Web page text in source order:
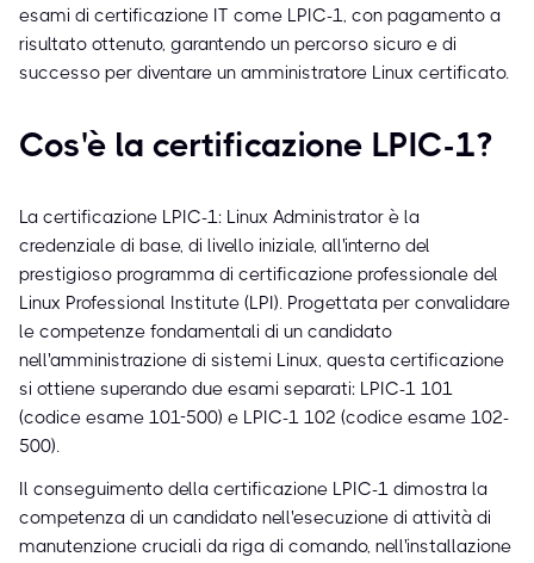
esami di certificazione IT come LPIC-1, con pagamento a
risultato ottenuto, garantendo un percorso sicuro e di
successo per diventare un amministratore Linux certificato.
Cos'è la certificazione LPIC-1?
La certificazione LPIC-1: Linux Administrator è la
credenziale di base, di livello iniziale, all'interno del
prestigioso programma di certificazione professionale del
Linux Professional Institute (LPI). Progettata per convalidare
le competenze fondamentali di un candidato
nell'amministrazione di sistemi Linux, questa certificazione
si ottiene superando due esami separati: LPIC-1 101
(codice esame 101-500) e LPIC-1 102 (codice esame 102-
500).
Il conseguimento della certificazione LPIC-1 dimostra la
competenza di un candidato nell'esecuzione di attività di
manutenzione cruciali da riga di comando, nell'installazione